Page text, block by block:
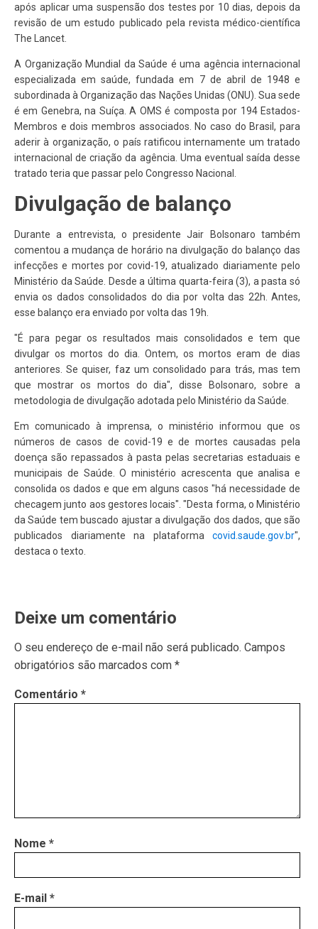
após aplicar uma suspensão dos testes por 10 dias, depois da
revisão de um estudo publicado pela revista médico-científica
The Lancet.
A Organização Mundial da Saúde é uma agência internacional
especializada em saúde, fundada em 7 de abril de 1948 e
subordinada à Organização das Nações Unidas (ONU). Sua sede
é em Genebra, na Suíça. A OMS é composta por 194 Estados-
Membros e dois membros associados. No caso do Brasil, para
aderir à organização, o país ratificou internamente um tratado
internacional de criação da agência. Uma eventual saída desse
tratado teria que passar pelo Congresso Nacional.
Divulgação de balanço
Durante a entrevista, o presidente Jair Bolsonaro também
comentou a mudança de horário na divulgação do balanço das
infecções e mortes por covid-19, atualizado diariamente pelo
Ministério da Saúde. Desde a última quarta-feira (3), a pasta só
envia os dados consolidados do dia por volta das 22h. Antes,
esse balanço era enviado por volta das 19h.
"É para pegar os resultados mais consolidados e tem que
divulgar os mortos do dia. Ontem, os mortos eram de dias
anteriores. Se quiser, faz um consolidado para trás, mas tem
que mostrar os mortos do dia", disse Bolsonaro, sobre a
metodologia de divulgação adotada pelo Ministério da Saúde.
Em comunicado à imprensa, o ministério informou que os
números de casos de covid-19 e de mortes causadas pela
doença são repassados à pasta pelas secretarias estaduais e
municipais de Saúde. O ministério acrescenta que analisa e
consolida os dados e que em alguns casos "há necessidade de
checagem junto aos gestores locais". "Desta forma, o Ministério
da Saúde tem buscado ajustar a divulgação dos dados, que são
publicados diariamente na plataforma covid.saude.gov.br",
destaca o texto.
Deixe um comentário
O seu endereço de e-mail não será publicado. Campos
obrigatórios são marcados com *
Comentário *
Nome *
E-mail *